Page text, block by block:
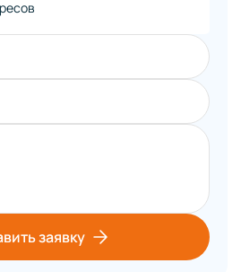
заявку